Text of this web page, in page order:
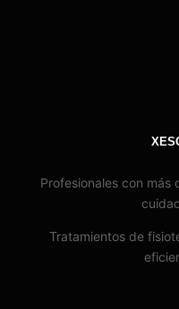
Profesionales con más
Tratamientos de